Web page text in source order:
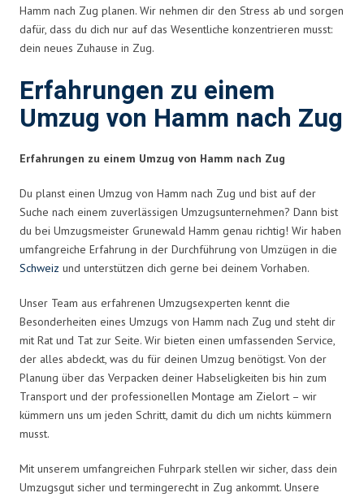
Hamm nach Zug planen. Wir nehmen dir den Stress ab und sorgen
dafür, dass du dich nur auf das Wesentliche konzentrieren musst:
dein neues Zuhause in Zug.
Erfahrungen zu einem
Umzug von Hamm nach Zug
Erfahrungen zu einem Umzug von Hamm nach Zug
Du planst einen Umzug von Hamm nach Zug und bist auf der
Suche nach einem zuverlässigen Umzugsunternehmen? Dann bist
du bei Umzugsmeister Grunewald Hamm genau richtig! Wir haben
umfangreiche Erfahrung in der Durchführung von Umzügen in die
Schweiz und unterstützen dich gerne bei deinem Vorhaben.
Unser Team aus erfahrenen Umzugsexperten kennt die
Besonderheiten eines Umzugs von Hamm nach Zug und steht dir
mit Rat und Tat zur Seite. Wir bieten einen umfassenden Service,
der alles abdeckt, was du für deinen Umzug benötigst. Von der
Planung über das Verpacken deiner Habseligkeiten bis hin zum
Transport und der professionellen Montage am Zielort – wir
kümmern uns um jeden Schritt, damit du dich um nichts kümmern
musst.
Mit unserem umfangreichen Fuhrpark stellen wir sicher, dass dein
Umzugsgut sicher und termingerecht in Zug ankommt. Unsere